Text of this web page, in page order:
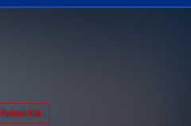
Rektörlük